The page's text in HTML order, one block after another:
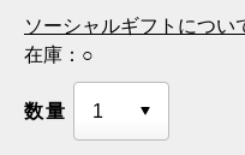
ソーシャルギフトについ
在庫： ○
数量